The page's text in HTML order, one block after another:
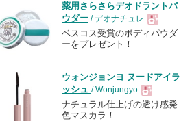
薬用さらさらデオドラントパ
ウダー / デオナチュレ
現
品
ベスコス受賞のボディパウダ
ーをプレゼント！
ウォンジョンヨ ヌードアイラ
ッシュ / Wonjungyo
現
ナチュラル仕上げの透け感発
色マスカラ！